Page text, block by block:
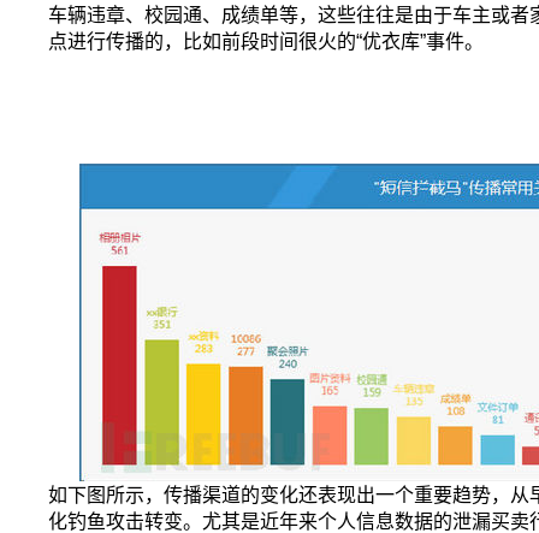
车辆违章、校园通、成绩单等，这些往往是由于车主或
点进行传播的，比如前段时间很火的“优衣库”事件。
如下图所示，传播渠道的变化还表现出一个重要趋势，从
化钓鱼攻击转变。尤其是近年来个人信息数据的泄漏买